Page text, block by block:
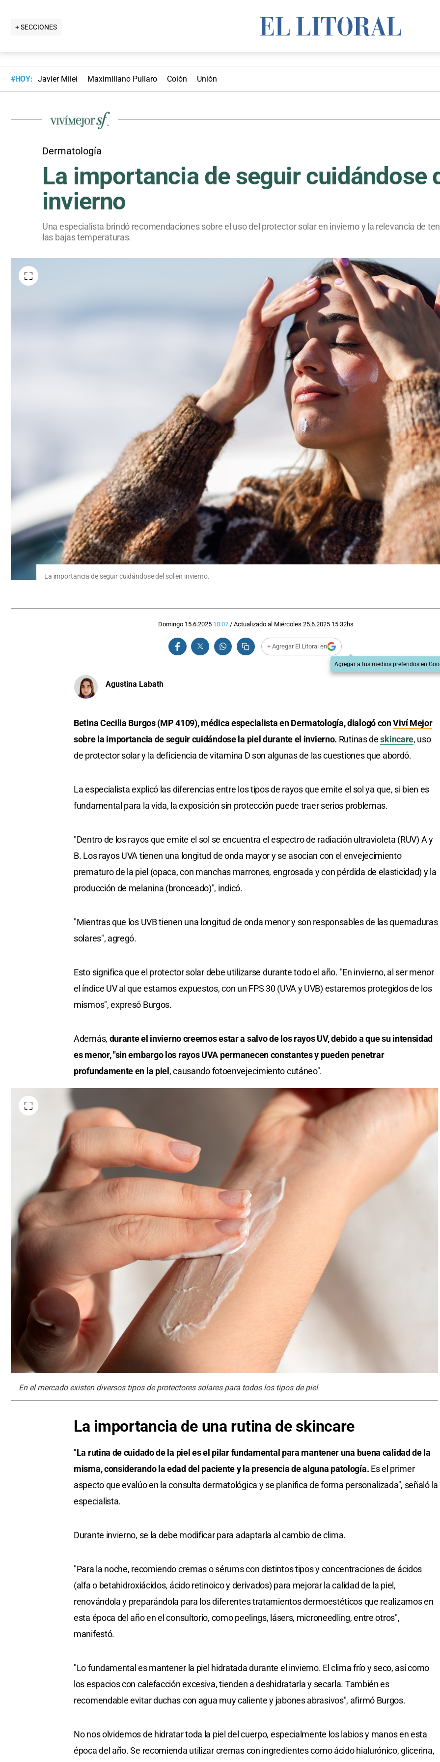
+ SECCIONES
#HOY: Javier Milei Maximiliano Pullaro Colón Unión
Dermatología
La importancia de seguir cuidándose
invierno
Una especialista brindó recomendaciones sobre el uso del protector solar en invierno y la relevancia de
las bajas temperaturas.
La importancia de seguir cuidándose del sol en invierno.
Domingo 15.6.2025 10:07 / Actualizado al Miércoles 25.6.2025 15:32hs
+ Agregar El Litoral en
Agregar a tus medios preferidos en
Agustina Labath
Betina Cecilia Burgos (MP 4109), médica especialista en Dermatología, dialogó conViví Mejor
sobre la importancia de seguir cuidándose la piel durante el invierno. Rutinas deskincare, uso
de protector solar y la deficiencia de vitamina D son algunas de las cuestiones que abordó.
La especialista explicó las diferencias entre los tipos de rayos que emite el sol ya que, si bien es
fundamental para la vida, la exposición sin protección puede traer serios problemas.
"Dentro de los rayos que emite el sol se encuentra el espectro de radiación ultravioleta (RUV) A y
B. Los rayos UVA tienen una longitud de onda mayor y se asocian con el envejecimiento
prematuro de la piel (opaca, con manchas marrones, engrosada y con pérdida de elasticidad) y la
producción de melanina (bronceado)", indicó.
"Mientras que los UVB tienen una longitud de onda menor y son responsables de las quemaduras
solares", agregó.
Esto significa que el protector solar debe utilizarse durante todo el año. "En invierno, al ser menor
el índice UV al que estamos expuestos, con un FPS 30 (UVA y UVB) estaremos protegidos de los
mismos", expresó Burgos.
Además, durante el invierno creemos estar a salvo de los rayos UV, debido a que su intensidad
es menor, "sin embargo los rayos UVA permanecen constantes y pueden penetrar
profundamente en la piel , causando fotoenvejecimiento cutáneo".
En el mercado existen diversos tipos de protectores solares para todos los tipos de piel.
La importancia de una rutina de skincare
"La rutina de cuidado de la piel es el pilar fundamental para mantener una buena calidad de la
misma, considerando la edad del paciente y la presencia de alguna patología. Es el primer
aspecto que evalúo en la consulta dermatológica y se planifica de forma personalizada", señaló la
especialista.
Durante invierno, se la debe modificar para adaptarla al cambio de clima.
"Para la noche, recomiendo cremas o sérums con distintos tipos y concentraciones de ácidos
(alfa o betahidroxiácidos, ácido retinoico y derivados) para mejorar la calidad de la piel,
renovándola y preparándola para los diferentes tratamientos dermoestéticos que realizamos en
esta época del año en el consultorio, como peelings, lásers, microneedling, entre otros",
manifestó.
"Lo fundamental es mantener la piel hidratada durante el invierno. El clima frío y seco, así como
los espacios con calefacción excesiva, tienden a deshidratarla y secarla. También es
recomendable evitar duchas con agua muy caliente y jabones abrasivos", afirmó Burgos.
No nos olvidemos de hidratar toda la piel del cuerpo, especialmente los labios y manos en esta
época del año. Se recomienda utilizar cremas con ingredientes como ácido hialurónico, glicerina,